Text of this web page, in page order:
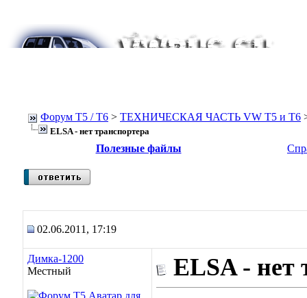
Форум Т5 / T6 > ТЕХНИЧЕСКАЯ ЧАСТЬ VW T5 и T6
ELSA - нет транспортера
Полезные файлы
02.06.2011, 17:19
Димка-1200
Местный
ELSA - нет